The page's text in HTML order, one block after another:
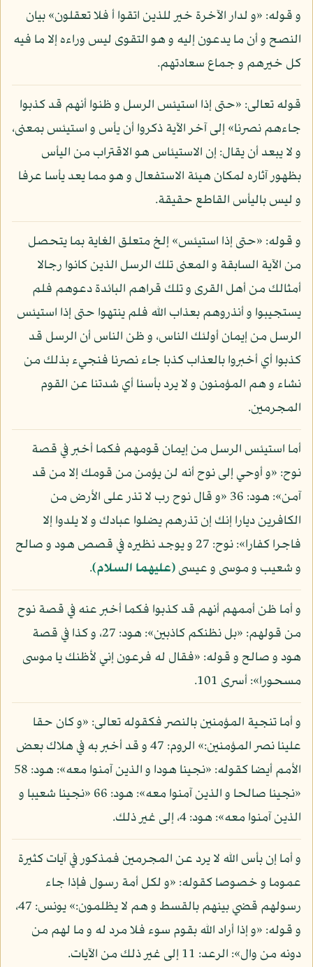
و قوله: «و لدار الآخرة خير للذين اتقوا أ فلا تعقلون» بيان
النصح و أن ما يدعون إليه و هو التقوى ليس وراءه إلا ما فيه
كل خيرهم و جماع سعادتهم.
قوله تعالى: «حتى إذا استيئس الرسل و ظنوا أنهم قد كذبوا
جاءهم نصرنا» إلى آخر الآية ذكروا أن يأس و استيئس بمعنى،
و لا يبعد أن يقال: إن الاستيئاس هو الاقتراب من اليأس
بظهور آثاره لمكان هيئة الاستفعال و هو مما يعد يأسا عرفا
و ليس باليأس القاطع حقيقة.
و قوله: «حتى إذا استيئس» إلخ متعلق الغاية بما يتحصل
من الآية السابقة و المعنى تلك الرسل الذين كانوا رجالا
أمثالك من أهل القرى و تلك قراهم البائدة دعوهم فلم
يستجيبوا و أنذروهم بعذاب الله فلم ينتهوا حتى إذا استيئس
الرسل من إيمان أولئك الناس، و ظن الناس أن الرسل قد
كذبوا أي أخبروا بالعذاب كذبا جاء نصرنا فنجيء بذلك من
نشاء و هم المؤمنون و لا يرد بأسنا أي شدتنا عن القوم
المجرمين.
أما استيئس الرسل من إيمان قومهم فكما أخبر في قصة
نوح: «و أوحي إلى نوح أنه لن يؤمن من قومك إلا من قد
آمن»: هود: 36 «و قال نوح رب لا تذر على الأرض من
الكافرين ديارا إنك إن تذرهم يضلوا عبادك و لا يلدوا إلا
فاجرا كفارا»: نوح: 27 و يوجد نظيره في قصص هود و صالح
و شعيب و موسى و عيسى(عليهما السلام).
و أما ظن أممهم أنهم قد كذبوا فكما أخبر عنه في قصة نوح
من قولهم: «بل نظنكم كاذبين»: هود: 27، و كذا في قصة
هود و صالح و قوله: «فقال له فرعون إني لأظنك يا موسى
مسحورا»: أسرى 101.
و أما تنجية المؤمنين بالنصر فكقوله تعالى: «و كان حقا
علينا نصر المؤمنين:» الروم: 47 و قد أخبر به في هلاك بعض
الأمم أيضا كقوله: «نجينا هودا و الذين آمنوا معه»: هود: 58
«نجينا صالحا و الذين آمنوا معه»: هود: 66 «نجينا شعيبا و
الذين آمنوا معه»: هود: 4، إلى غير ذلك.
و أما إن بأس الله لا يرد عن المجرمين فمذكور في آيات كثيرة
عموما و خصوصا كقوله: «و لكل أمة رسول فإذا جاء
رسولهم قضي بينهم بالقسط و هم لا يظلمون:» يونس: 47،
و قوله: «و إذا أراد الله بقوم سوء فلا مرد له و ما لهم من
دونه من وال»: الرعد: 11 إلى غير ذلك من الآيات.